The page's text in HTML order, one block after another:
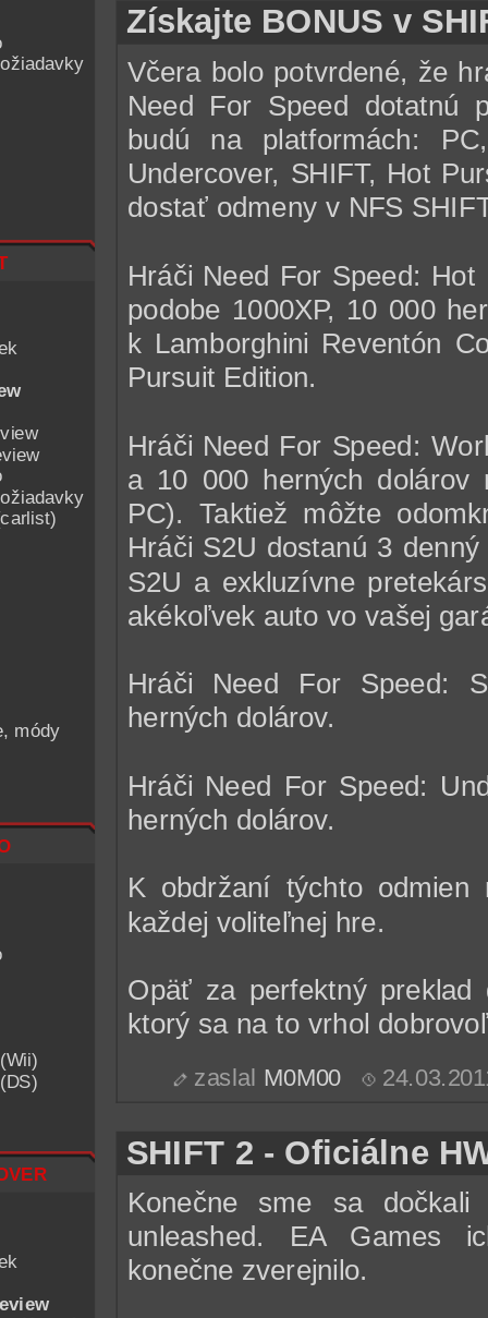
módy
Získajte BONUS v
Včera bolo potvrdené, že
Need For Speed dotatnú
budú na platformách:
Undercover, SHIFT, Hot
dostať odmeny v NFS
Hráči Need For Speed:
podobe 1000XP, 10 000
k Lamborghini Reventón
Pursuit Edition.
Hráči Need For Speed:
a 10 000 herných dolárov
PC). Taktiež môžte
Hráči S2U dostanú 3
S2U a exkluzívne
akékoľvek auto vo vašej
Hráči Need For Speed:
herných dolárov.
Hráči Need For Speed:
herných dolárov.
K obdržaní týchto
každej voliteľnej hre.
Opäť za perfektný preklad
ktorý sa na to vrhol
zaslal M0M00
SHIFT 2 - Oficiálne
Konečne sme sa
unleashed. EA Games
konečne zverejnilo.